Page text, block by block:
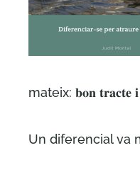
mateix: 𝐛𝐨𝐧
Un diferencial va